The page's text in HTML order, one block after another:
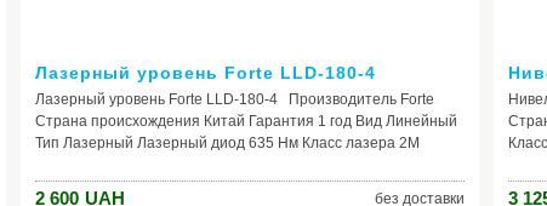
Лазерный уровень Forte LLD-180-4
Лазерный уровень Forte LLD-180-4 Производитель Forte
Страна происхождения Китай Гарантия 1 год Вид Линейный
Тип Лазерный Лазерный диод 635 Hм Класс лазера 2М
нивелирования + 1 мм/5 м Диапазон само нивелирования 4°
2 600 UAH без доставки 3